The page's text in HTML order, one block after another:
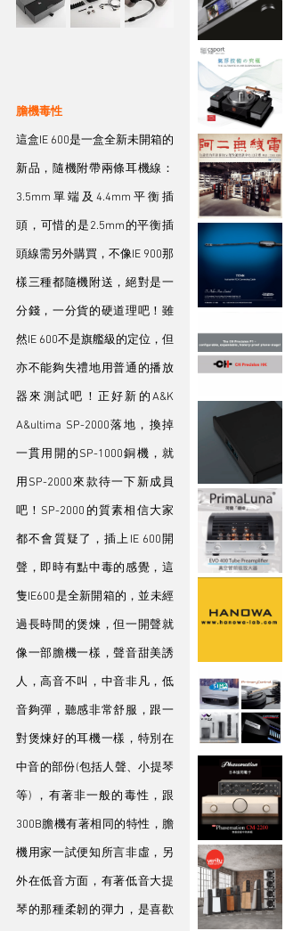
膽機毒性
這盒IE 600是一盒全新未開箱的
新品，隨機附帶兩條耳機線：
3.5mm單端及4.4mm平衡插
頭，可惜的是2.5mm的平衡插
頭線需另外購買，不像IE 900那
樣三種都隨機附送，絕對是一
分錢，一分貨的硬道理吧！雖
然IE 600不是旗艦級的定位，但
亦不能夠失禮地用普通的播放
器來測試吧！正好新的A&K
A&ultima SP-2000落地，換掉
一貫用開的SP-1000銅機，就
用SP-2000來款待一下新成員
吧！SP-2000的質素相信大家
都不會質疑了，插上IE 600開
聲，即時有點中毒的感覺，這
隻IE600是全新開箱的，並未經
過長時間的煲煉，但一開聲就
像一部膽機一樣，聲音甜美誘
人，高音不叫，中音非凡，低
音夠彈，聽感非常舒服，跟一
對煲煉好的耳機一樣，特別在
中音的部份(包括人聲、小提琴
等) ，有著非一般的毒性，跟
300B膽機有著相同的特性，膽
機用家一試便知所言非虛，另
外在低音方面，有著低音大提
琴的那種柔韌的彈力，是喜歡